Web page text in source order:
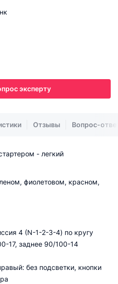
эксперту
Отзывы Вопрос-
- легкий
фиолетовом, красном,
4 (N-1-2-3-4) по кругу
17, заднее 90/100-14
без подсветки, кнопки